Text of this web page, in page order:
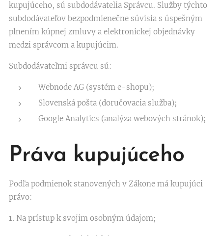
kupujúceho, sú subdodávatelia Správcu. Služby týchto
subdodávateľov bezpodmienečne súvisia s úspešným
plnením kúpnej zmluvy a elektronickej objednávky
medzi správcom a kupujúcim.
Subdodávateľmi správcu sú:
Webnode AG (systém e-shopu);
Slovenská pošta (doručovacia služba);
Google Analytics (analýza webových stránok);
Práva kupujúceho
Podľa podmienok stanovených v Zákone má kupujúci
právo:
1. Na prístup k svojim osobným údajom;